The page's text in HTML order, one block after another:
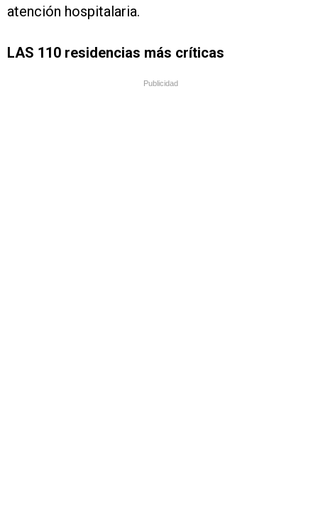
atención hospitalaria.
LAS 110 residencias más críticas
Publicidad